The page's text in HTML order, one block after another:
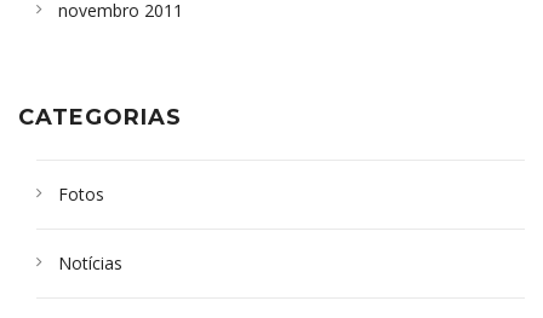
novembro 2011
CATEGORIAS
Fotos
Notícias